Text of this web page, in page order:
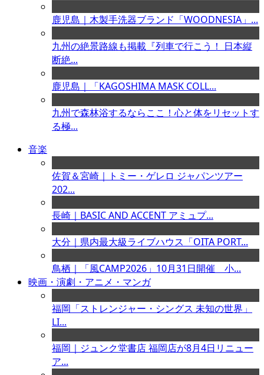
鹿児島｜木製手洗器ブランド「WOODNESIA」...
九州の絶景路線も掲載『列車で行こう！ 日本縦
断絶...
鹿児島｜「KAGOSHIMA MASK COLL...
九州で森林浴するならここ！心と体をリセットす
る極...
音楽
佐賀＆宮崎｜トミー・ゲレロ ジャパンツアー
202...
長崎｜BASIC AND ACCENT アミュプ...
大分｜県内最大級ライブハウス「OITA PORT...
鳥栖｜「風CAMP2026」10月31日開催 小...
映画・演劇・アニメ・マンガ
福岡「ストレンジャー・シングス 未知の世界」
LI...
福岡｜ジュンク堂書店 福岡店が8月4日リニュー
ア...